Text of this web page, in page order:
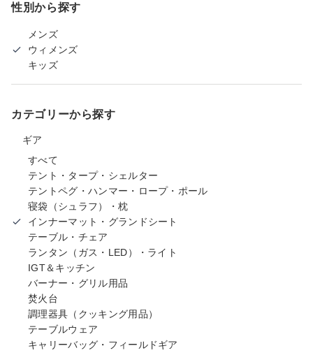
性別から探す
メンズ
ウィメンズ
キッズ
カテゴリーから探す
ギア
すべて
テント・タープ・シェルター
テントペグ・ハンマー・ロープ・ポール
寝袋（シュラフ）・枕
インナーマット・グランドシート
テーブル・チェア
ランタン（ガス・LED）・ライト
IGT＆キッチン
バーナー・グリル用品
焚火台
調理器具（クッキング用品）
テーブルウェア
キャリーバッグ・フィールドギア